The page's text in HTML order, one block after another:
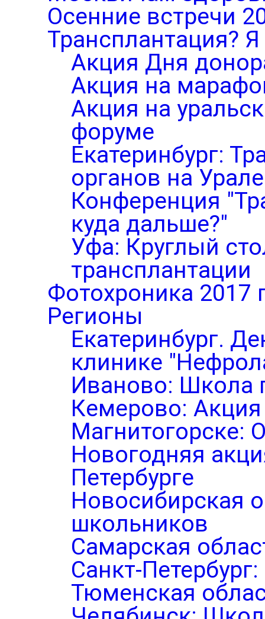
Осенние встречи
Трансплантация?
Акция Дня
Акция на
Акция на
форуме
Екатеринбург:
органов на Урале
Конференция
куда дальше?"
Уфа: Круглый
трансплантации
Фотохроника 2017
Регионы
Екатеринбург.
клинике
Иваново: Школа
Кемерово:
Магнитогорске:
Новогодняя
Петербурге
Новосибирская
школьников
Самарская
Санкт-
Тюменская